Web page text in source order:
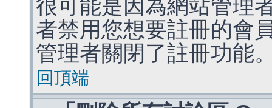
很可能是因為網站管理
者禁用您想要註冊的會
管理者關閉了註冊功能
回頂端